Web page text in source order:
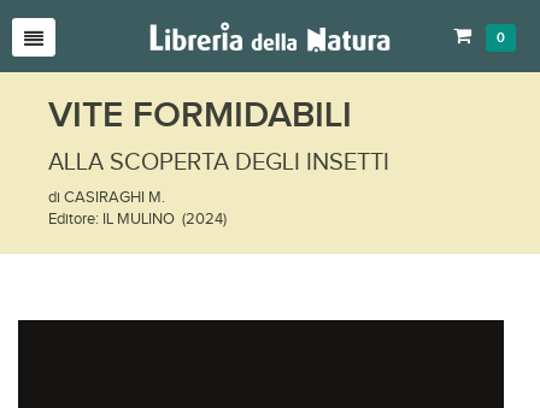
0
VITE FORMIDABILI
ALLA SCOPERTA DEGLI INSETTI
di CASIRAGHI M.
Editore: IL MULINO (2024)